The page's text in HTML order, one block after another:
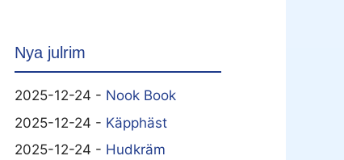
Nya julrim
2025-12-24 - Nook Book
2025-12-24 - Käpphäst
2025-12-24 - Hudkräm